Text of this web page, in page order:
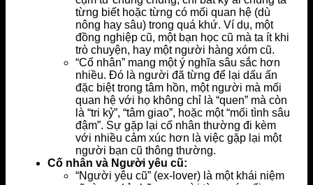
từng biết hoặc từng có mối quan hệ (dù
nông hay sâu) trong quá khứ. Ví dụ, một
đồng nghiệp cũ, một bạn học cũ mà ta ít khi
trò chuyện, hay một người hàng xóm cũ.
“Cố nhân” mang một ý nghĩa sâu sắc hơn
nhiều. Đó là người đã từng để lại dấu ấn
đặc biệt trong tâm hồn, một người mà mối
quan hệ với họ không chỉ là “quen” mà còn
là “tri kỷ”, “tâm giao”, hoặc một “mối tình sâu
đậm”. Sự gặp lại cố nhân thường đi kèm
với nhiều cảm xúc hơn là việc gặp lại một
người bạn cũ thông thường.
Cố nhân và Người yêu cũ:
“Người yêu cũ” (ex-lover) là một khái niệm